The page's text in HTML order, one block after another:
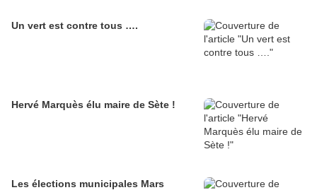
Un vert est contre tous ….
Hervé Marquès élu maire de Sète !
Les élections municipales Mars